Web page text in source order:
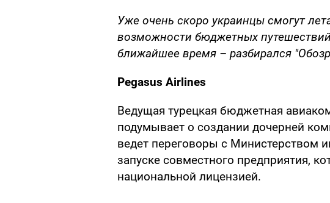
Уже очень скоро украинцы смогут
возможности бюджетных
ближайшее время – разбирался
Pegasus Airlines
Ведущая турецкая бюджетная
подумывает о создании дочерней
ведет переговоры с Министерством
запуске совместного предприятия,
национальной лицензией.